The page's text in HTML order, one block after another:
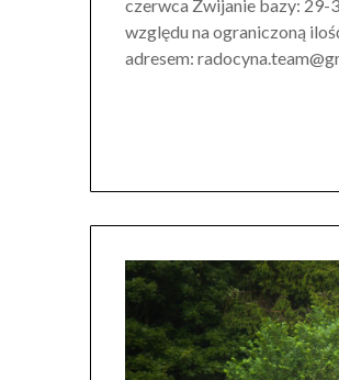
czerwca Zwijanie bazy: 29-
względu na ograniczoną
adresem: